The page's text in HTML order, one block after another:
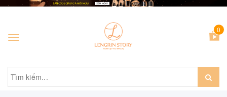
Toggle
0